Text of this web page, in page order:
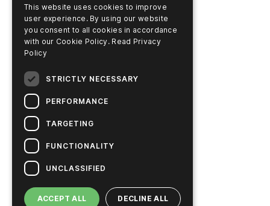
Tienda en línea (Australia)
Historia de Hygiena
Soluciones sostenibles
This website uses cookies to improve
user experience. By using our website
you consent to all cookies in accordance
with our Cookie Policy. Read Privacy
Policy
STRICTLY NECESSARY
PERFORMANCE
TARGETING
FUNCTIONALITY
UNCLASSIFIED
ACCEPT ALL DECLINE ALL